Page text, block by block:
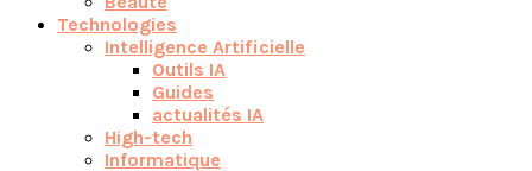
Technologies
Intelligence Artificielle
Outils IA
Guides
actualités IA
High-tech
Informatique